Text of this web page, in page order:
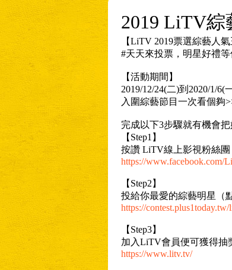
2019 LiTV綜
【LiTV 2019票選綜藝人氣
#天天來投票，明星好禮等
【活動期間】
2019/12/24(二)到2020/1/6(
入圍綜藝節目一次看個夠
完成以下3步驟就有機會把
【Step1】
按讚 LiTV線上影視粉絲團
https://www.facebook.com/
【Step2】
投給你最愛的綜藝明星（
https://
【Step3】
加入LiTV會員便可獲得抽
https://www.litv.tv/